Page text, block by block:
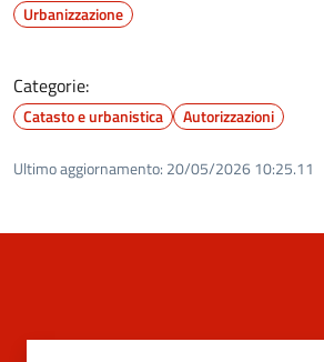
Urbanizzazione
Categorie:
Catasto e urbanistica Autorizzazioni
Ultimo aggiornamento: 20/05/2026 10:25.11